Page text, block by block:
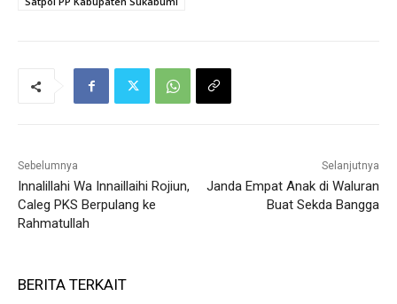
Sebelumnya
Innalillahi Wa Innaillaihi Rojiun,
Caleg PKS Berpulang ke
Rahmatullah
Selanjutnya
Janda Empat Anak di Waluran
Buat Sekda Bangga
BERITA TERKAIT